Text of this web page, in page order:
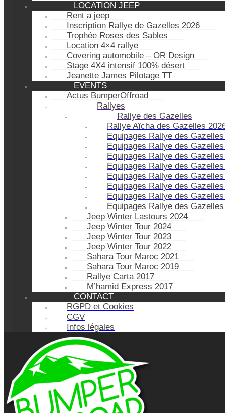
LOCATION JEEP
Rent a jeep
Inscription Rallye de Gazelles 2026
Trophée Roses des Sables
Location 4×4 rallye
Covering automobile – OR Design
Stage 4X4 intensif 100% désert
Jeanette James Pilotage TT
EVENTS
Actus BumperOffroad
Rallyes
Rallye des Gazelles
Rallye Aïcha des Gazelles
Equipages Rallye des
Equipages Rallye des
Equipages Rallye des
Equipages Rallye des
Equipages Rallye des
Equipages Rallye des
Equipages Rallye des
Equipages Rallye des
Jeep Winter Lastours 2024
Jeep Winter Tour 2024
Jeep Winter Tour 2023
Jeep Winter Tour 2022
Sahara Tour Maroc 2021
Sahara Tour Maroc 2019
Rallye Carta 2017
M’hamid Express 2017
CONTACT
RGPD et Cookies
CGV
Infos légales